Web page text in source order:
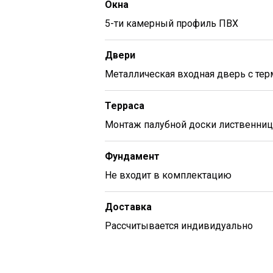
Окна
5-ти камерный профиль ПВХ
Двери
Металлическая входная дверь c
Терраса
Монтаж палубной доски
Фундамент
Не входит в комплектацию
Доставка
Рассчитывается индивидуально